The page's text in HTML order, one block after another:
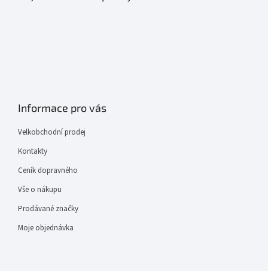
Informace pro vás
Velkobchodní prodej
Kontakty
Ceník dopravného
Vše o nákupu
Prodávané značky
Moje objednávka